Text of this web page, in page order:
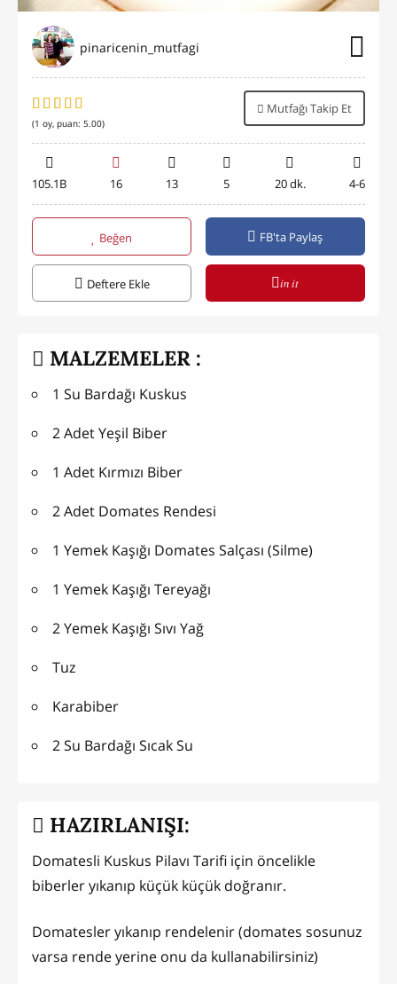
pinaricenin_mutfagi
(1 oy, puan: 5.00)
Mutfağı Takip Et
105.1B 16 13 5 20 dk. 4-6
Beğen FB'ta Paylaş
Deftere Ekle in it
MALZEMELER :
1 Su Bardağı Kuskus
2 Adet Yeşil Biber
1 Adet Kırmızı Biber
2 Adet Domates Rendesi
1 Yemek Kaşığı Domates Salçası (Silme)
1 Yemek Kaşığı Tereyağı
2 Yemek Kaşığı Sıvı Yağ
Tuz
Karabiber
2 Su Bardağı Sıcak Su
HAZIRLANIŞI:
Domatesli Kuskus Pilavı Tarifi için öncelikle
biberler yıkanıp küçük küçük doğranır.
Domatesler yıkanıp rendelenir (domates sosunuz
varsa rende yerine onu da kullanabilirsiniz)